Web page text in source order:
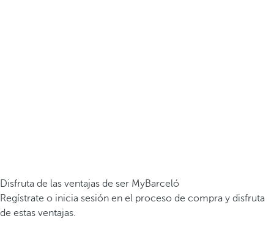
Disfruta de las ventajas de ser MyBarceló
Regístrate o inicia sesión en el proceso de compra y disfruta
de estas ventajas.